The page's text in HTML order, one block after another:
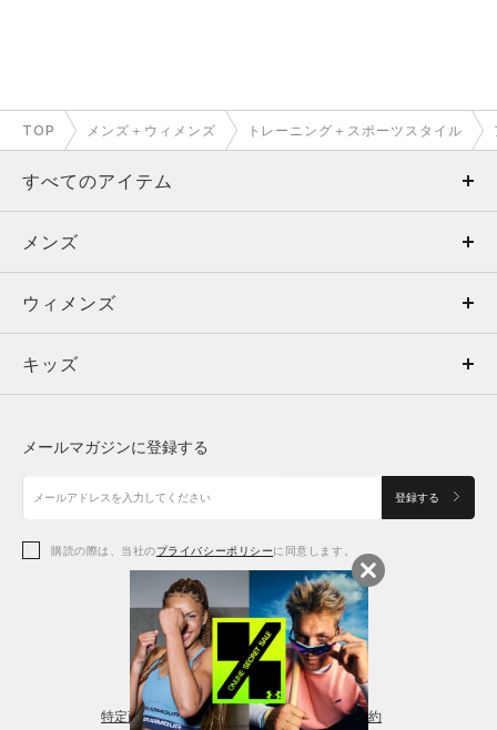
TOP メンズ＋ウィメンズ トレーニング＋スポーツスタイル
すべてのアイテム
メンズ
ウィメンズ
キッズ
アクセサリー
メンズ
トップス
ボトムス
アクセサリー
ウィメンズ
トップス
シューズ
アクセサリー
レギンス＆タイツ
キッズ
シューズ
メールマガジンに登録する
登録する
購読の際は、当社のプライバシーポリシーに同意します。
特定商取引法に基づく通販の表記 会員規約